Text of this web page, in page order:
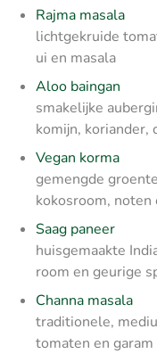
Rajma masala
lichtgekruide
ui en masala
Aloo baingan
smakelijke
komijn, koriander,
Vegan korma
gemengde
kokosroom, noten
Saag paneer
huisgemaakte
room en geurige
Channa masala
traditionele,
tomaten en garam